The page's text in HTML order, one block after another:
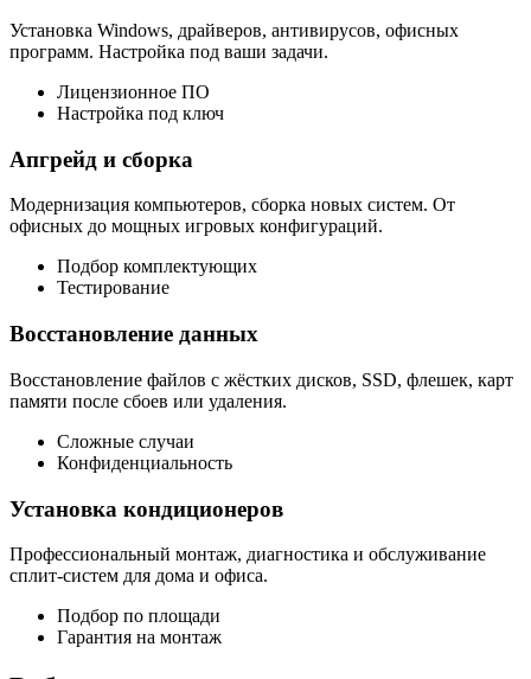
Установка Windows, драйверов, антивирусов, офисных
программ. Настройка под ваши задачи.
Лицензионное ПО
Настройка под ключ
Апгрейд и сборка
Модернизация компьютеров, сборка новых систем. От
офисных до мощных игровых конфигураций.
Подбор комплектующих
Тестирование
Восстановление данных
Восстановление файлов с жёстких дисков, SSD, флешек, карт
памяти после сбоев или удаления.
Сложные случаи
Конфиденциальность
Установка кондиционеров
Профессиональный монтаж, диагностика и обслуживание
сплит-систем для дома и офиса.
Подбор по площади
Гарантия на монтаж